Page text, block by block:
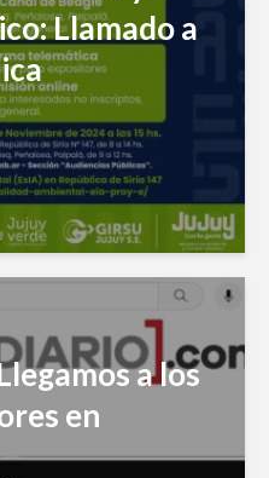
Llamado a
a los
en